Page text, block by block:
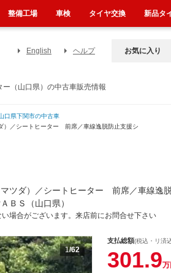
（山口県）の中古車販売情報
English ヘルプ お気に入り
口県下関市の中古車
）／シートヒーター 前席／車線逸脱防止支援シ
ツダ）／シートヒーター 前席／車線逸
ＢＳ（山口県）
場合がございます。来店前にお問合せ下さい
1/62
支払総額(税込・リ済
301.9万
整備工場 車検 タイヤ交換 新品タ